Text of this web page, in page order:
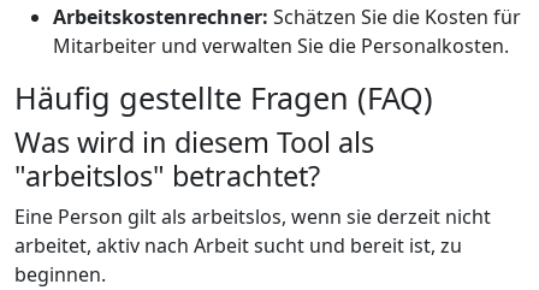
Arbeitskostenrechner: Schätzen Sie die Kosten für
Mitarbeiter und verwalten Sie die Personalkosten.
Häufig gestellte Fragen (FAQ)
Was wird in diesem Tool als
"arbeitslos" betrachtet?
Eine Person gilt als arbeitslos, wenn sie derzeit nicht
arbeitet, aktiv nach Arbeit sucht und bereit ist, zu
beginnen.